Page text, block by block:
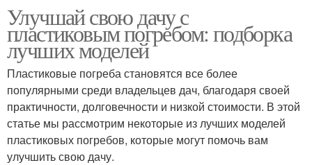
Улучшай свою дачу с
пластиковым погребом: подборка
лучших моделей
Пластиковые погреба становятся все более
популярными среди владельцев дач, благодаря своей
практичности, долговечности и низкой стоимости. В этой
статье мы рассмотрим некоторые из лучших моделей
пластиковых погребов, которые могут помочь вам
улучшить свою дачу.